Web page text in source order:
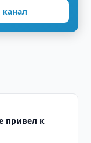
привел к